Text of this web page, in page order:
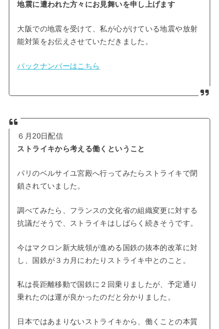
地震に遭われた方々にお見舞いを申し上げます
大阪での地震を受けて、私が心がけている地震や放射
能対策をお伝えさせていただきました。
バックナンバーはこちら
６月20日配信
ストライキから考える働くということ
パリのベルサイユ宮殿へ行ってみたらストライキで閉
鎖されていました。
調べてみたら、フランスの文化省の組織変更に対する
抗議だそうで、ストライキはしばらく続きそうです。
今はマクロン新大統領が進める国鉄の抜本的改革に対
し、国鉄が３カ月にわたりストライキ中とのこと。
私は長距離移動で国鉄に２回乗りましたが、予定通り
乗れたのは運が良かったのだと分かりました。
日本ではあまりないストライキから、働くことの本質